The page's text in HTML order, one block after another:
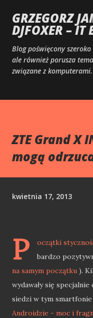
Przejdź
GRZEGORZ
DJFOXER – IT
Blog poświęcony
ale również porusza
związane z
ZTE Grand X
mogą
kwietnia 17, 2013
P
oczątki
bardzo
na samym początku ).
wydawały się
siedzi w tym
Androidzie - moc i